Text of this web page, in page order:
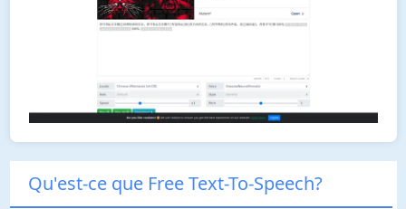
Qu'est-ce que Free Text-To-Speech?